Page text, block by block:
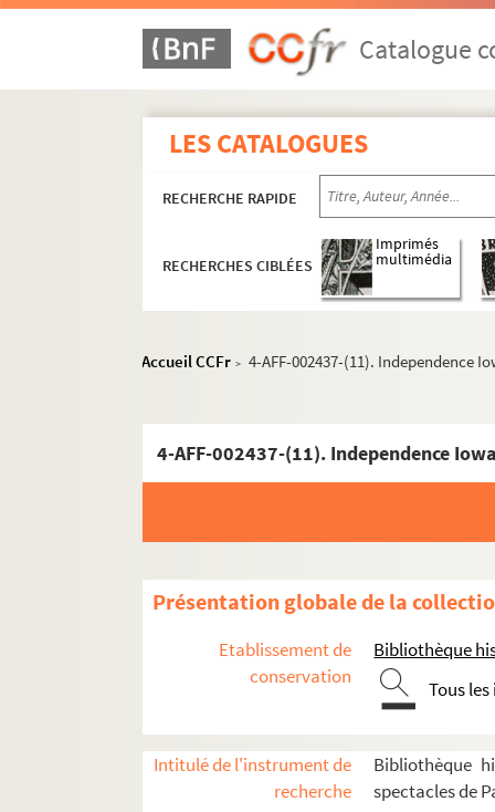
Catalogue
LES CATALOGUES
RECHERCHE RAPIDE
RECHERCHES CIBLÉES
Imprimés
multimédia
Accueil CCFr > 4-AFF-002437-(11). Independence
4-AFF-002437-(11). Independence
Présentation globale de la
Etablissement de
conservation
Bibliothèque
Tous
Intitulé de l'instrument de
recherche
Bibliothèque
spectacles de
5e arrondissement
6e arrondissement
15e arrondissement
Bibliothèque Beaugrenelle
Espace Cévennes
Mémorial du maréchal Leclerc de
Parc André Citroën
Le Prologue